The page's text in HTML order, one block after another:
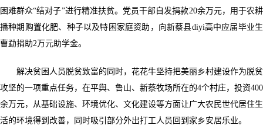
困难群众“结对子”进行精准扶贫。党员干部自发捐款20余万元，用于农耕
播种期购置化肥、种子以及特困家庭资助，向新蔡县diyi高中应届毕业生
曹勐捐助2万元助学金。
解决贫困人员脱贫致富的同时，花花牛坚持把美丽乡村建设作为脱贫
攻坚的一项重点任务，在平舆、鲁山、新蔡牧场所在的4个村庄，投资400
余万元，从基础设施、环境优化、文化建设等方面让广大农民世代居住生
活的环境得到改善，同时吸引部分外出打工人员回到家乡安居乐业。